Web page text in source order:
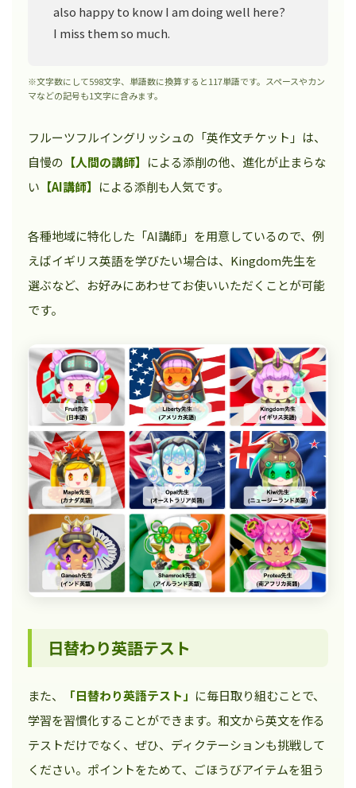
also happy to know I am doing well here?
I miss them so much.
※文字数にして598文字、単語数に換算すると117単語です。スペースやカン
マなどの記号も1文字に含みます。
フルーツフルイングリッシュの「英作文チケット」は、
自慢の 【人間の講師】 による添削の他、進化が止まらな
い 【AI講師】 による添削も人気です。
各種地域に特化した「AI講師」を用意しているので、例
えばイギリス英語を学びたい場合は、Kingdom先生を
選ぶなど、お好みにあわせてお使いいただくことが可能
です。
日替わり英語テスト
また、 「日替わり英語テスト」 に毎日取り組むことで、
学習を習慣化することができます。和文から英文を作る
テストだけでなく、ぜひ、ディクテーションも挑戦して
ください。ポイントをためて、ごほうびアイテムを狙う